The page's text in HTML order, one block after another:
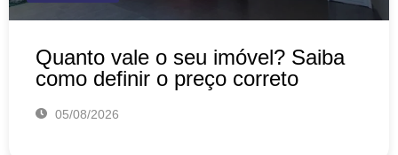
Quanto vale o seu imóvel? Saiba
como definir o preço correto
05/08/2026